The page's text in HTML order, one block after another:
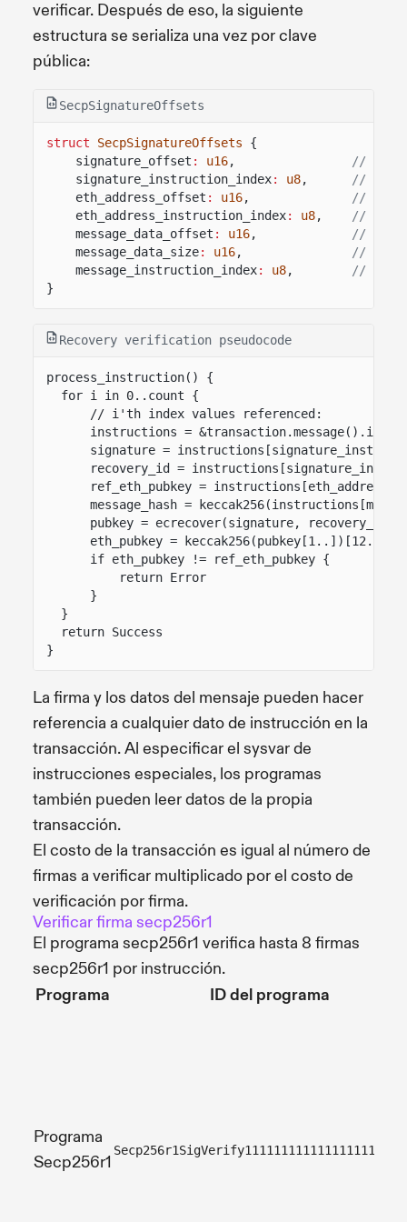
verificar. Después de eso, la siguiente
estructura se serializa una vez por clave
pública:
SecpSignatureOffsets
struct SecpSignatureOffsets
{
signature_offset : u16,
//
signature_instruction_index: u8,
//
eth_address_offset : u16,
//
eth_address_instruction_index: u8,
//
message_data_offset : u16,
//
message_data_size: u16,
// size
message_instruction_index: u8,
//
}
Recovery verification pseudocode
process_instruction() {
for i in 0..count {
// i'th index values referenced:
instructions =
signature =
recovery_id =
ref_eth_pubkey =
message_hash =
pubkey = ecrecover(signature, recovery_id,
eth_pubkey = keccak256(pubkey[1..])[12..]
if eth_pubkey != ref_eth_pubkey {
return Error
}
}
return Success
}
La firma y los datos del mensaje pueden hacer
referencia a cualquier dato de instrucción en la
transacción. Al especificar el sysvar de
instrucciones especiales, los programas
también pueden leer datos de la propia
transacción.
El costo de la transacción es igual al número de
firmas a verificar multiplicado por el costo de
verificación por firma.
Verificar firma secp256r1
El programa secp256r1 verifica hasta 8 firmas
secp256r1 por instrucción.
Programa
ID del programa
Programa
Secp256r1